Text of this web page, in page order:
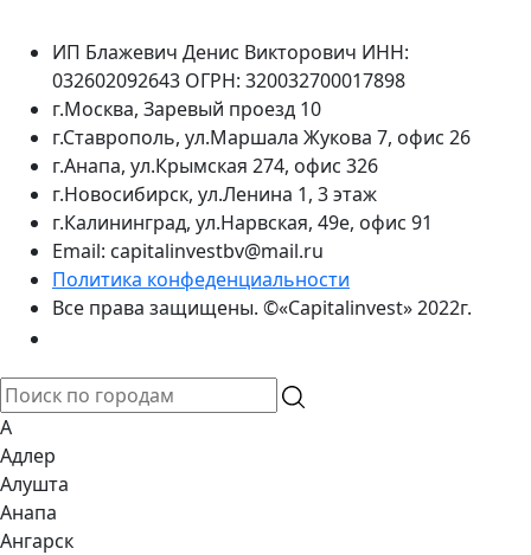
ИП Блажевич Денис Викторович ИНН:
032602092643 ОГРН: 320032700017898
г.Москва, Заревый проезд 10
г.Ставрополь, ул.Маршала Жукова 7, офис 26
г.Анапа, ул.Крымская 274, офис 326
г.Новосибирск, ул.Ленина 1, 3 этаж
г.Калининград, ул.Нарвская, 49е, офис 91
Email: capitalinvestbv@mail.ru
Политика конфеденциальности
Все права защищены. ©«Capitalinvest» 2022г.
А
Адлер
Алушта
Анапа
Ангарск